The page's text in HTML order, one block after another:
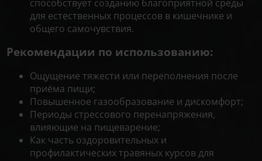
способствует созданию благоприятной среды
для естественных процессов в кишечнике и
общего самочувствия.
Рекомендации по использованию:
Ощущение тяжести или переполнения после
приёма пищи;
Повышенное газообразование и дискомфорт;
Периоды стрессового перенапряжения,
влияющие на пищеварение;
Как часть оздоровительных и
профилактических травяных курсов для